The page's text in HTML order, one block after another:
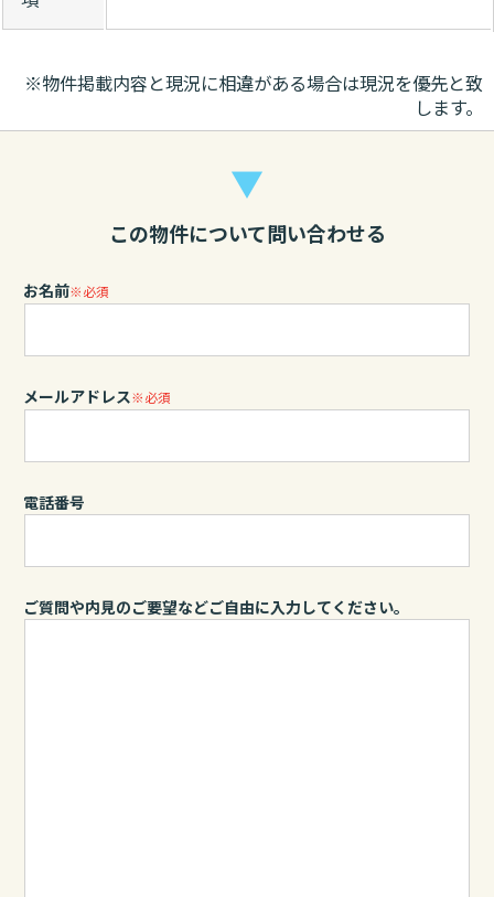
※物件掲載内容と現況に相違がある場合は現況を優先と致
します。
▼
この物件について問い合わせる
お名前※必須
メールアドレス※必須
電話番号
ご質問や内見のご要望などご自由に入力してください。